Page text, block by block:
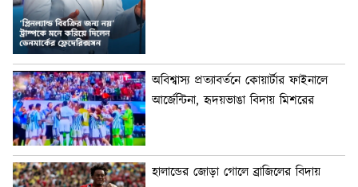
অবিশ্বাস্য প্রত্যাবর্তনে কোয়ার্টার ফাইনালে
আর্জেন্টিনা, হৃদয়ভাঙা বিদায় মিশরের
হালান্ডের জোড়া গোলে ব্রাজিলের বিদায়